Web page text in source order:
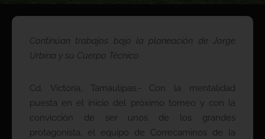
Continúan trabajos bajo la planeación de Jorge
Urbina y su Cuerpo Técnico
Cd. Victoria, Tamaulipas.- Con la mentalidad
puesta en el inicio del próximo torneo y con la
convicción de ser unos de los grandes
protagonista, el equipo de Correcaminos de la